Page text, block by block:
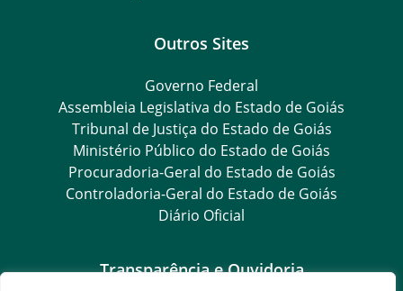
Outros Sites
Governo Federal
Assembleia Legislativa do Estado de Goiás
Tribunal de Justiça do Estado de Goiás
Ministério Público do Estado de Goiás
Procuradoria-Geral do Estado de Goiás
Controladoria-Geral do Estado de Goiás
Diário Oficial
Transparência e Ouvidoria